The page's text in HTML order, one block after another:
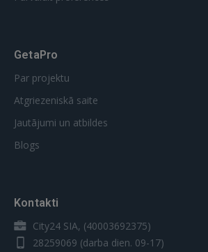
GetaPro
Par projektu
Atgriezeniskā saite
Jautājumi un atbildes
Blogs
Kontakti
City24 SIA, (40003692375)
28259069 (darba dien. 09-17)